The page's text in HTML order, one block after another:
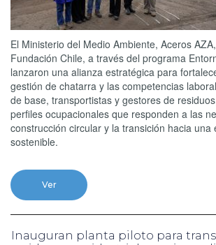
El Ministerio del Medio Ambiente, Aceros
Fundación Chile, a través del programa
lanzaron una alianza estratégica para
gestión de chatarra y las competencias
de base, transportistas y gestores de
perfiles ocupacionales que responden a las
construcción circular y la transición hacia una
sostenible.
Ver
Inauguran planta piloto para